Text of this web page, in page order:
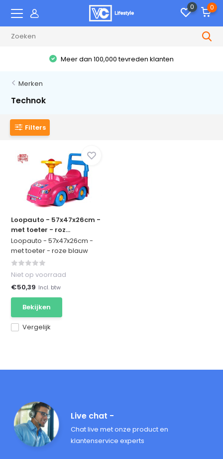
0 0
Meer dan 100,000 tevreden klanten
Merken
Technok
Filters
Loopauto - 57x47x26cm -
met toeter - roz...
Loopauto - 57x47x26cm -
met toeter - roze blauw
Vergelijk
Niet op voorraad
€50,39 Incl. btw
Bekijken
Live chat -
Chat live met onze product en
klantenservice experts